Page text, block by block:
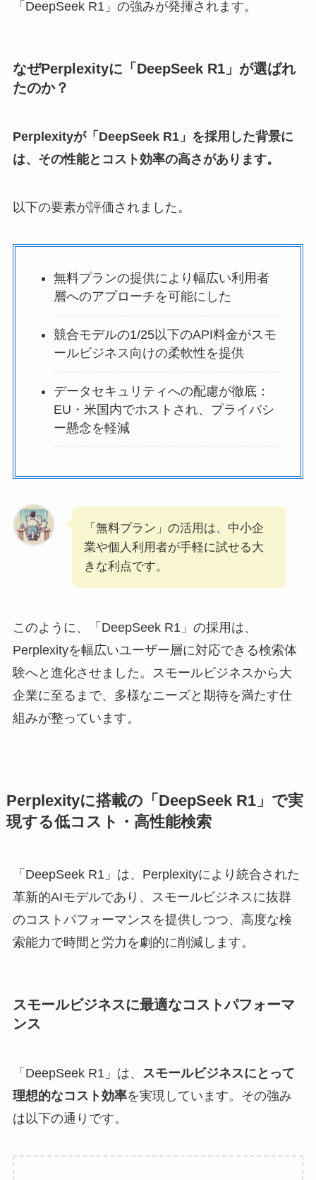
「DeepSeek R1」の強みが発揮されます。
なぜPerplexityに「DeepSeek R1」が選ばれ
たのか？
Perplexityが「DeepSeek R1」を採用した背景に
は、その性能とコスト効率の高さがあります。
以下の要素が評価されました。
無料プランの提供により幅広い利用者
層へのアプローチを可能にした
競合モデルの1/25以下のAPI料金がスモ
ールビジネス向けの柔軟性を提供
データセキュリティへの配慮が徹底：
EU・米国内でホストされ、プライバシ
ー懸念を軽減
「無料プラン」の活用は、中小企
業や個人利用者が手軽に試せる大
きな利点です。
このように、「DeepSeek R1」の採用は、
Perplexityを幅広いユーザー層に対応できる検索体
験へと進化させました。スモールビジネスから大
企業に至るまで、多様なニーズと期待を満たす仕
組みが整っています。
Perplexityに搭載の「DeepSeek R1」で実
現する低コスト・高性能検索
「DeepSeek R1」は、Perplexityにより統合された
革新的AIモデルであり、スモールビジネスに抜群
のコストパフォーマンスを提供しつつ、高度な検
索能力で時間と労力を劇的に削減します。
スモールビジネスに最適なコストパフォーマ
ンス
「DeepSeek R1」は、
スモールビジネスにとって
理想的なコスト効率を実現しています。その強み
は以下の通りです。